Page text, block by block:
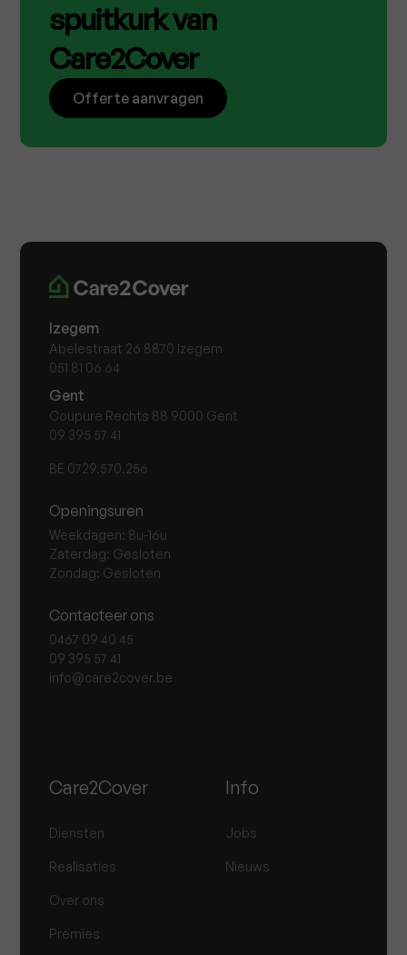
spuitkurk van
Care2Cover
Offerte aanvragen
Izegem
Abelestraat 26 8870 Izegem
051 81 06 64
Gent
Coupure Rechts 88 9000 Gent
09 395 57 41
BE 0729.570.256
Openingsuren
Weekdagen: 8u-16u
Zaterdag: Gesloten
Zondag: Gesloten
Contacteer ons
0467 09 40 45
09 395 57 41
info@care2cover.be
Care2Cover
Diensten
Realisaties
Over ons
Premies
Info
Jobs
Nieuws